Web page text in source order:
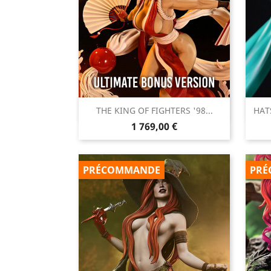
THE KING OF FIGHTERS '98...
Prix
1 769,00 €
Aperçu rapide
PRÉCOMMANDE